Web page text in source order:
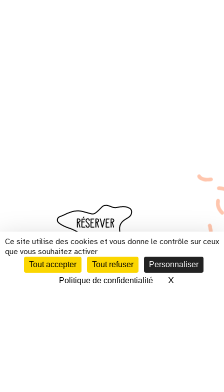
Ce site utilise des cookies et vous donne le contrôle sur ceux
que vous souhaitez activer
Tout accepter Tout refuser
Personnaliser
Politique de confidentialité
XMasquer le
CALENDRIER